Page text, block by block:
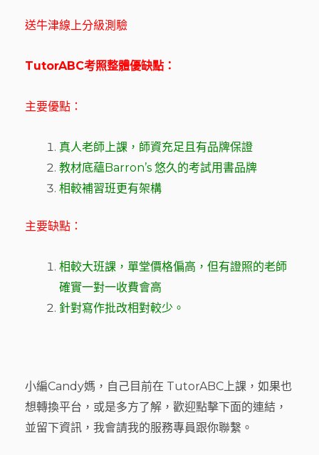
送牛津線上分級測驗
TutorABC考照整體優缺點：
主要優點：
真人老師上課，師資充足且有品牌保證
教材底蘊Barron’s 悠久的考試用書品牌
相較補習班更有架構
主要缺點：
相較大班課，單堂價格偏高，但有證照的老師
確實一對一收費會高
針對寫作批改相對較少。
小編Candy媽，自己目前在 TutorABC上課，如果也
想轉換平台，或是多方了解，歡迎點擊下面的連結，
並留下資訊，我會請我的服務專員跟你聯繫。